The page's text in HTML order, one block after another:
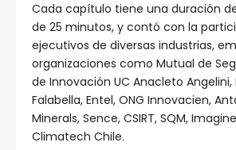
Cada capítulo tiene una duración
de 25 minutos, y contó con la
ejecutivos de diversas industrias,
organizaciones como Mutual de
de Innovación UC Anacleto Angelini,
Falabella, Entel, ONG Innovacien,
Minerals, Sence, CSIRT, SQM,
Climatech Chile.